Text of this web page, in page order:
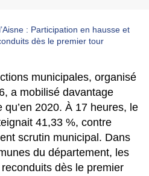
municipales, organisé
a mobilisé davantage
qu’en 2020. À 17 heures, le
41,33 %, contre
scrutin municipal. Dans
du département, les
dès le premier